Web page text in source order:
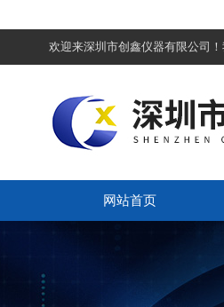
欢迎来深圳市创鑫仪器有限公司
网站首页